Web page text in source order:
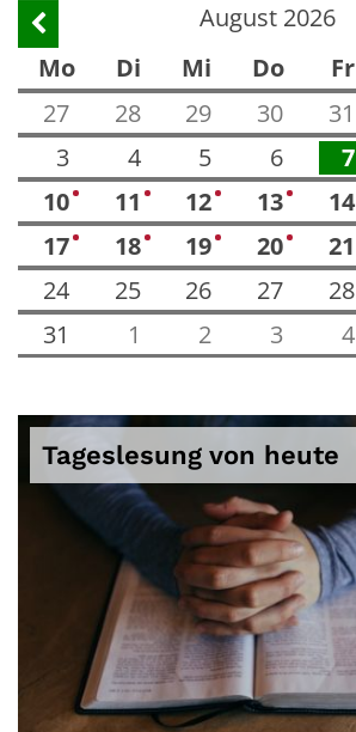
Vorherige Seite August 2026
Mo
Di Mi Do Fr
27
28 29 30 31
3
4 5 6 7
10 3 11 7 12 3 13 3 14
17 2 18 2 19 2 20 3 21
24
25 26 27 28
31
1 2 3 4
Tageslesung von heute